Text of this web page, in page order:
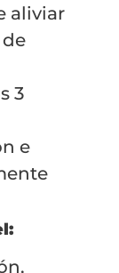
aliviar
3
e